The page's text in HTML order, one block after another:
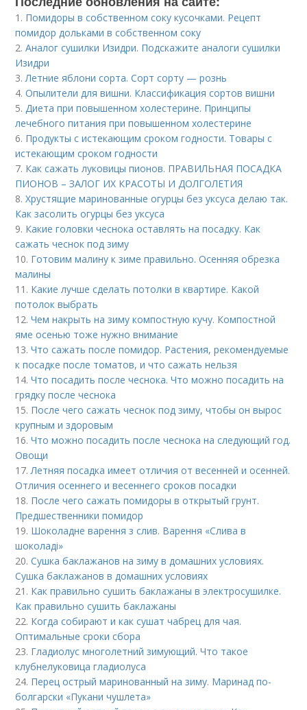
1. Помидоры в собственном соку кусочками. Рецепт
помидор дольками в собственном соку
2.Аналог сушилки Изидри. Подскажите аналоги сушилки
Изидри
3.Летние яблони сорта. Сорт сорту — рознь
4.Опылители для вишни. Классификация сортов вишни
5.Диета при повышенном холестерине. Принципы
лечебного питания при повышенном холестерине
6. Продукты с истекающим сроком годности. Товары с
истекающим сроком годности
7. Как сажать луковицы пионов. ПРАВИЛЬНАЯ ПОСАДКА
ПИОНОВ – ЗАЛОГ ИХ КРАСОТЫ И ДОЛГОЛЕТИЯ
8.Хрустящие маринованные огурцы без уксуса делаю так.
Как засолить огурцы без уксуса
9. Какие головки чеснока оставлять на посадку. Как
сажать чеснок под зиму
10. Готовим малину к зиме правильно. Осенняя обрезка
малины
11. Какие лучше сделать потолки в квартире. Какой
потолок выбрать
12.Чем накрыть на зиму компостную кучу. Компостной
яме осенью тоже нужно внимание
13.Что сажать после помидор. Растения, рекомендуемые
к посадке после томатов, и что сажать нельзя
14.Что посадить после чеснока. Что можно посадить на
грядку после чеснока
15. После чего сажать чеснок под зиму, чтобы он вырос
крупным и здоровым
16.Что можно посадить после чеснока на следующий год.
Овощи
17.Летняя посадка имеет отличия от весенней и осенней.
Отличия осеннего и весеннего сроков посадки
18. После чего сажать помидоры в открытый грунт.
Предшественники помидор
19. Шоколадне варення з слив. Варення «Слива в
шоколаді»
20.Сушка баклажанов на зиму в домашних условиях.
Сушка баклажанов в домашних условиях
21. Как правильно сушить баклажаны в электросушилке.
Как правильно сушить баклажаны
22. Когда собирают и как сушат чабрец для чая.
Оптимальные сроки сбора
23. Гладиолус многолетний зимующий. Что такое
клубнелуковица гладиолуса
24. Перец острый маринованный на зиму. Маринад по-
болгарски «Пукани чушлета»